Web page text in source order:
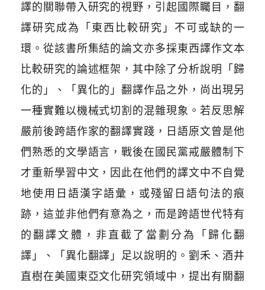
譯的關聯帶入研究的視野，引起國際矚目，翻
譯研究成為「東西比較研究」不可或缺的一
環。從該書所集結的論文亦多採東西譯作文本
比較研究的論述框架，其中除了分析說明「歸
化的」、「異化的」翻譯作品之外，尚出現另
一種實難以機械式切割的混雜現象。若反思解
嚴前後跨語作家的翻譯實踐，日語原文曾是他
們熟悉的文學語言，戰後在國民黨戒嚴體制下
才重新學習中文，因此在他們的譯文中不自覺
地使用日語漢字語彙，或殘留日語句法的痕
跡，這並非他們有意為之，而是跨語世代特有
的翻譯文體，非直截了當劃分為「歸化翻
譯」、「異化翻譯」足以說明的。劉禾、酒井
直樹在美國東亞文化研究領域中，提出有關翻